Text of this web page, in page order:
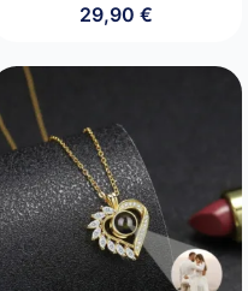
29,90 €